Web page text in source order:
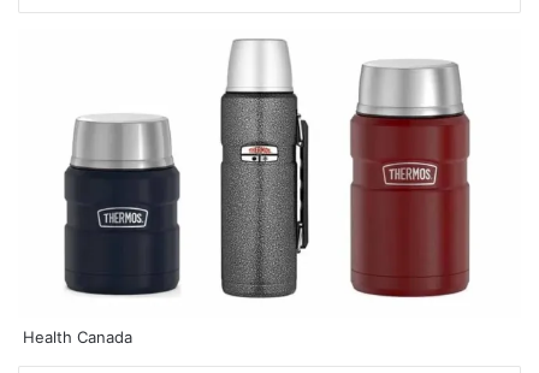
Health Canada